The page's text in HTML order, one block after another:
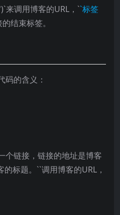
调用博客的URL，``标签
结束标签。
码的含义：
个链接，链接的地址是博客
的标题。``调用博客的URL，